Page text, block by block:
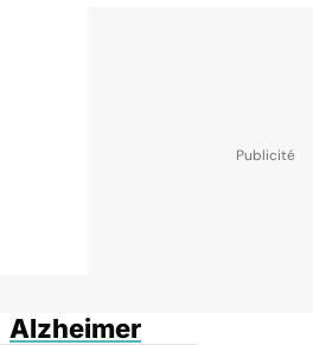
Alzheimer